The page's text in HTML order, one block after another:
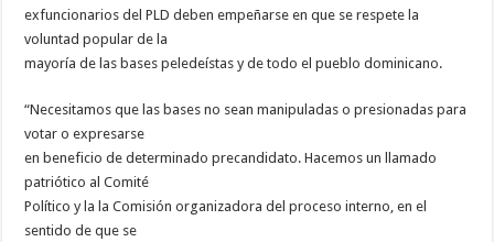
exfuncionarios del PLD deben empeñarse en que se respete la
voluntad popular de la
mayoría de las bases peledeístas y de todo el pueblo dominicano.
“Necesitamos que las bases no sean manipuladas o presionadas para
votar o expresarse
en beneficio de determinado precandidato. Hacemos un llamado
patriótico al Comité
Político y la la Comisión organizadora del proceso interno, en el
sentido de que se